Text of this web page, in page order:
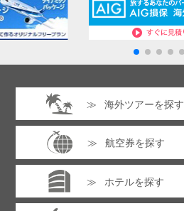
海外ツアーを探す
航空券を探す
ホテルを探す